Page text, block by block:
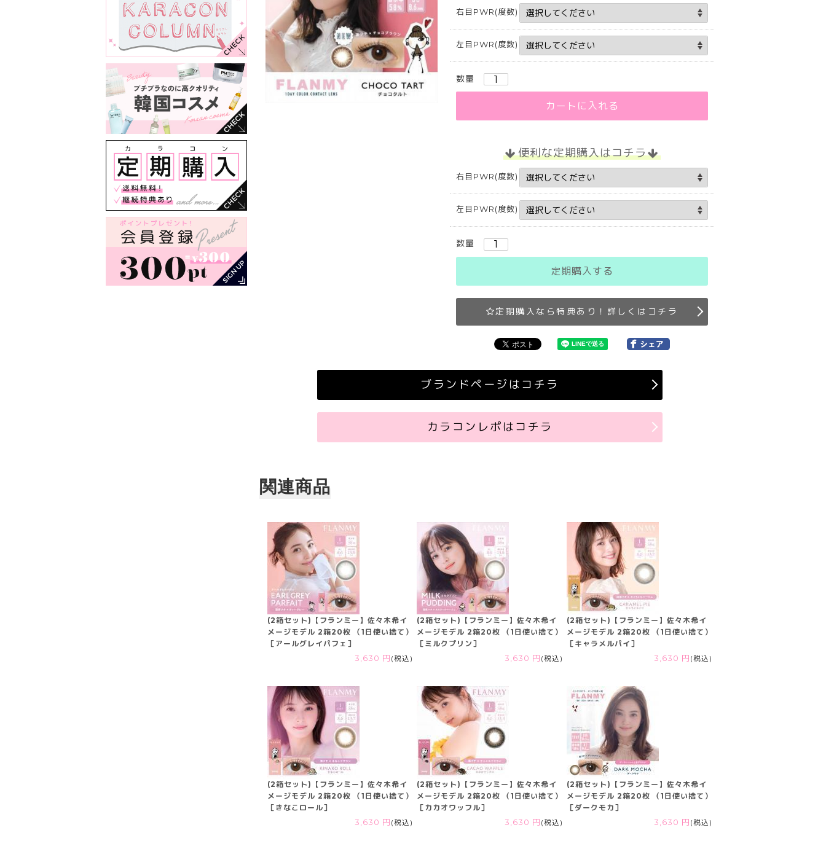
右目PWR(度数)
左目PWR(度数)
数量
カートに入れる
便利な定期購入はコチラ
右目PWR(度数)
左目PWR(度数)
数量
定期購入する
定期購入なら特典あり！詳しくはコチラ
ブランドページはコチラ
カラコンレポはコチラ
関連商品
(2箱セット)【フランミー】佐々木希イ
メージモデル 2箱20枚 （1日使い捨て）
［アールグレイパフェ］
3,630 円 (税込)
(2箱セット)【フランミー】佐々木希イ
メージモデル 2箱20枚 （1日使い捨て）
［ミルクプリン］
3,630 円 (税込)
(2箱セット)【フランミー】佐々木希イ
メージモデル 2箱20枚 （1日使い捨て）
［キャラメルパイ］
3,630 円 (税込)
(2箱セット)【フランミー】佐々木希イ
メージモデル 2箱20枚 （1日使い捨て）
［きなこロール］
3,630 円 (税込)
(2箱セット)【フランミー】佐々木希イ
メージモデル 2箱20枚 （1日使い捨て）
［カカオワッフル］
3,630 円 (税込)
(2箱セット)【フランミー】佐々木希イ
メージモデル 2箱20枚 （1日使い捨て）
［ダークモカ］
3,630 円 (税込)